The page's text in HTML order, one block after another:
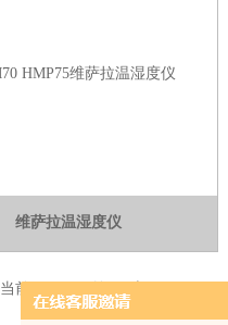
维萨拉温湿度仪
前 1 / 1 页 首页 上一页 下一